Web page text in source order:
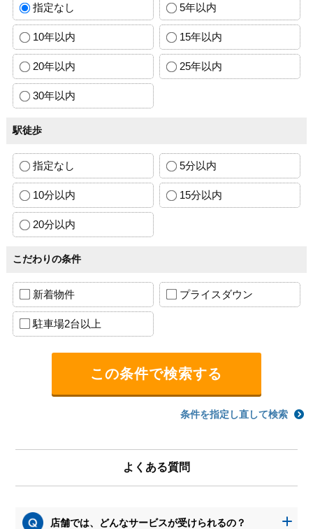
指定なし 5年以内
10年以内 15年以内
20年以内 25年以内
30年以内
駅徒歩
指定なし 5分以内
10分以内 15分以内
20分以内
こだわりの条件
新着物件 プライスダウン
駐車場2台以上
条件を指定し直して検索
よくある質問
店舗では、どんなサービスが受けられるの？